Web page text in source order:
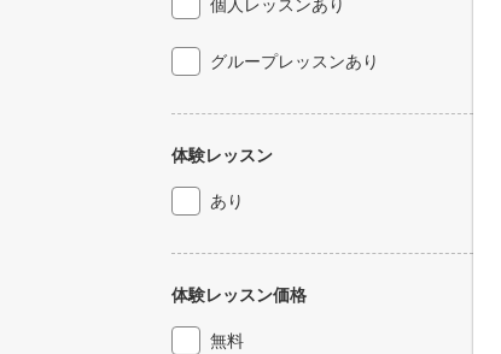
個人レッスンあり
グループレッスンあり
体験レッスン
あり
体験レッスン価格
無料